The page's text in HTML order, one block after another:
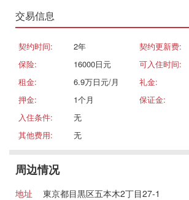
交易信息
契约时间: 2年 契约更新费:
保险:
16000日元 可入住时间:
租金:
6.9万日元/月 礼金:
押金:
1个月 保证金:
入住条件:
无
其他费用:
无
周边情况
地址
東京都目黒区五本木2丁目27-1